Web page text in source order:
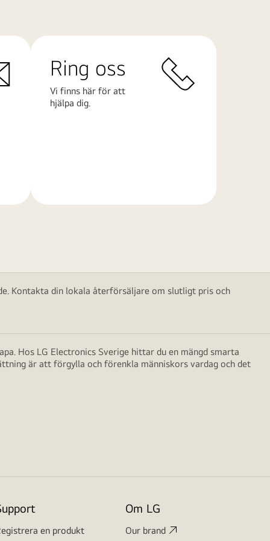
Ring oss
Vi finns här för att
hjälpa dig.
Kontakta din lokala återförsäljare om slutligt pris och
Hos LG Electronics Sverige hittar du en mängd smarta
är att förgylla och förenkla människors vardag och det
en produkt
Om LG
Our brand